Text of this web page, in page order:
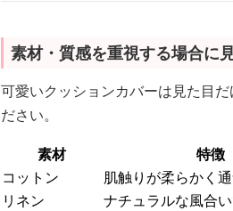
素材・質感を重視する場合に
可愛いクッションカバーは見た目だ
ださい。
素材
特徴
コットン
肌触りが柔らかく
リネン
ナチュラルな風合